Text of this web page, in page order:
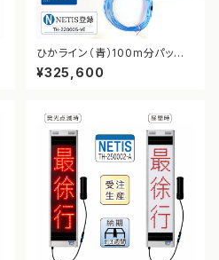
ひかライン（青）100m分パック
【NETIS登録】
¥325,600